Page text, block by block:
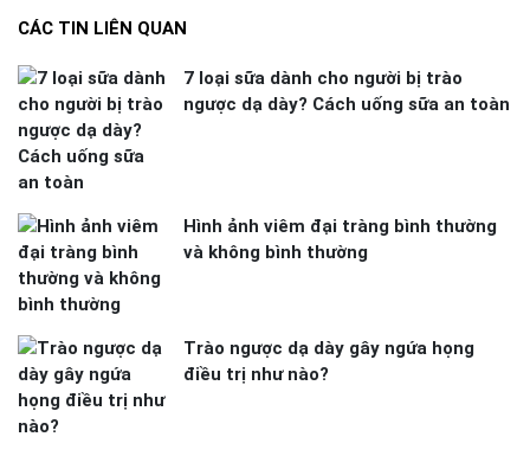
CÁC TIN LIÊN QUAN
7 loại sữa dành cho người bị trào
ngược dạ dày? Cách uống sữa an toàn
Hình ảnh viêm đại tràng bình thường
và không bình thường
Trào ngược dạ dày gây ngứa họng
điều trị như nào?